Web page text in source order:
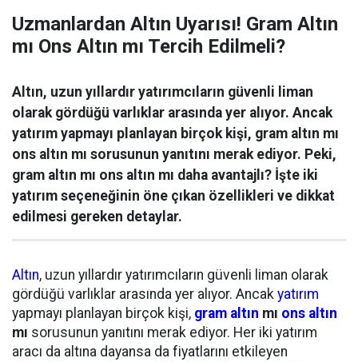
Uzmanlardan Altın Uyarısı! Gram Altın
mı Ons Altın mı Tercih Edilmeli?
Altın, uzun yıllardır yatırımcıların güvenli liman
olarak gördüğü varlıklar arasında yer alıyor. Ancak
yatırım yapmayı planlayan birçok kişi, gram altın mı
ons altın mı sorusunun yanıtını merak ediyor. Peki,
gram altın mı ons altın mı daha avantajlı? İşte iki
yatırım seçeneğinin öne çıkan özellikleri ve dikkat
edilmesi gereken detaylar.
Altın, uzun yıllardır yatırımcıların güvenli liman olarak
gördüğü varlıklar arasında yer alıyor. Ancak yatırım
yapmayı planlayan birçok kişi, gram altın mı ons altın
mı sorusunun yanıtını merak ediyor. Her iki yatırım
aracı da altına dayansa da fiyatlarını etkileyen